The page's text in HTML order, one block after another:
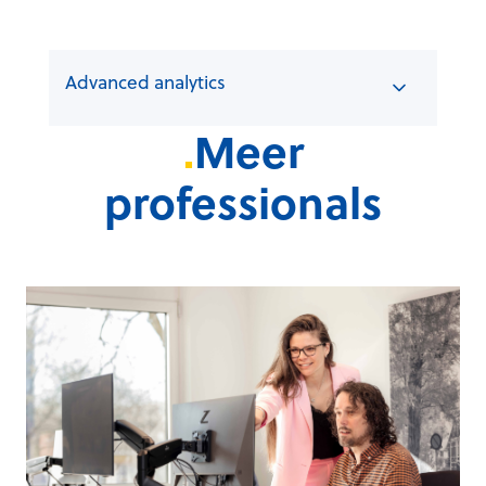
Advanced analytics
.Meer
professionals
I
c
t
-
s
p
e